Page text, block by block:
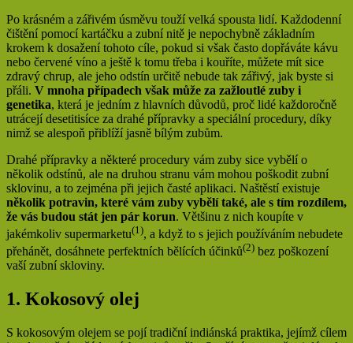
Po krásném a zářivém úsměvu touží velká spousta lidí. Každodenní
čištění pomocí kartáčku a zubní nitě je nepochybně základním
krokem k dosažení tohoto cíle, pokud si však často dopřáváte kávu
nebo červené víno a ještě k tomu třeba i kouříte, můžete mít sice
zdravý chrup, ale jeho odstín určitě nebude tak zářivý, jak byste si
přáli. V mnoha případech však může za zažloutlé zuby i
genetika, která je jedním z hlavních důvodů, proč lidé každoročně
utrácejí desetitisíce za drahé přípravky a speciální procedury, díky
nimž se alespoň přiblíží jasně bílým zubům.
Drahé přípravky a některé procedury vám zuby sice vybělí o
několik odstínů, ale na druhou stranu vám mohou poškodit zubní
sklovinu, a to zejména při jejich časté aplikaci. Naštěstí existuje
několik potravin, které vám zuby vybělí také, ale s tím rozdílem,
že vás budou stát jen pár korun. Většinu z nich koupíte v
jakémkoliv supermarketu(1), a když to s jejich používáním nebudete
přehánět, dosáhnete perfektních bělících účinků(2) bez poškození
vaší zubní skloviny.
1. Kokosový olej
S kokosovým olejem se pojí tradiční indiánská praktika, jejímž cílem